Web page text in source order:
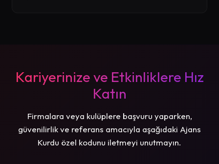
Kariyerinize ve Etkinliklere Hız
Katın
Firmalara veya kulüplere başvuru yaparken,
güvenilirlik ve referans amacıyla aşağıdaki Ajans
Kurdu özel kodunu iletmeyi unutmayın.